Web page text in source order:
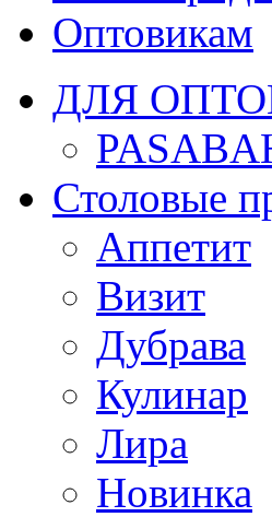
Оптовикам
ДЛЯ
Столовые
Аппетит
Визит
Дубрава
Кулинар
Лира
Новинка